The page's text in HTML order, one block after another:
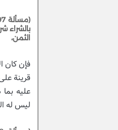
بالشراء
الثمن،
فإن كان
قرينة
عليه بما
ليس له